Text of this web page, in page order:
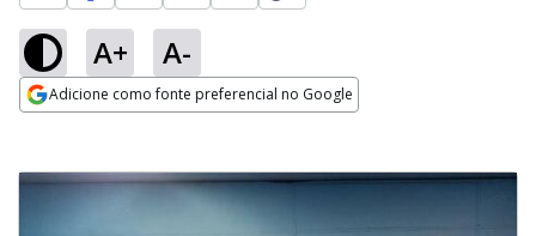
A+ A-
Adicione como fonte preferencial no Google